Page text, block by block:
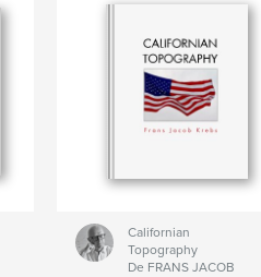
Californian
Topography
De FRANS JACOB